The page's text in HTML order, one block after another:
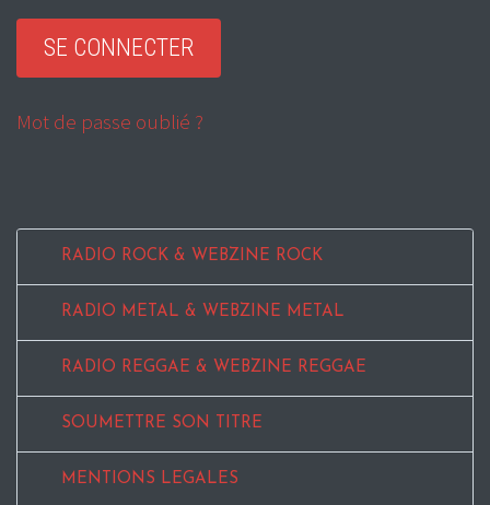
Mot de passe oublié ?
RADIO ROCK & WEBZINE ROCK
RADIO METAL & WEBZINE METAL
RADIO REGGAE & WEBZINE REGGAE
SOUMETTRE SON TITRE
MENTIONS LEGALES